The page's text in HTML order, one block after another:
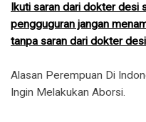
Ikuti saran dari dokter desi
pengguguran jangan
tanpa saran dari dokter
Alasan Perempuan Di
Ingin Melakukan Aborsi.